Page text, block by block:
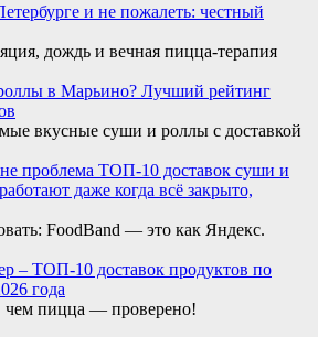
и не пожалеть: честный
дождь и вечная пицца-терапия
роллы в Марьино? Лучший рейтинг
вкусные суши и роллы с доставкой
проблема ТОП-10 доставок суши и
даже когда всё закрыто,
FoodBand — это как Яндекс.
– ТОП-10 доставок продуктов по
года
чем пицца — проверено!